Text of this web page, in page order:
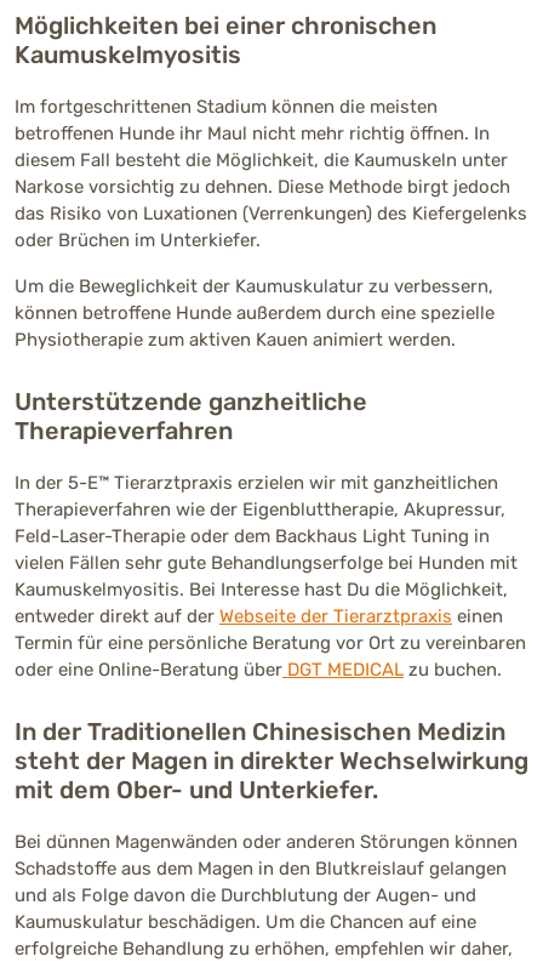
Möglichkeiten bei einer chronischen
Kaumuskelmyositis
Im fortgeschrittenen Stadium können die meisten
betroffenen Hunde ihr Maul nicht mehr richtig öffnen. In
diesem Fall besteht die Möglichkeit, die Kaumuskeln unter
Narkose vorsichtig zu dehnen. Diese Methode birgt jedoch
das Risiko von Luxationen (Verrenkungen) des Kiefergelenks
oder Brüchen im Unterkiefer.
Um die Beweglichkeit der Kaumuskulatur zu verbessern,
können betroffene Hunde außerdem durch eine spezielle
Physiotherapie zum aktiven Kauen animiert werden.
Unterstützende ganzheitliche
Therapieverfahren
In der 5-E™ Tierarztpraxis erzielen wir mit ganzheitlichen
Therapieverfahren wie der Eigenbluttherapie, Akupressur,
Feld-Laser-Therapie oder dem Backhaus Light Tuning in
vielen Fällen sehr gute Behandlungserfolge bei Hunden mit
Kaumuskelmyositis. Bei Interesse hast Du die Möglichkeit,
entweder direkt auf der Webseite der Tierarztpraxis einen
Termin für eine persönliche Beratung vor Ort zu vereinbaren
oder eine Online-Beratung über DGT MEDICAL zu buchen.
In der Traditionellen Chinesischen Medizin
steht der Magen in direkter Wechselwirkung
mit dem Ober- und Unterkiefer.
Bei dünnen Magenwänden oder anderen Störungen können
Schadstoffe aus dem Magen in den Blutkreislauf gelangen
und als Folge davon die Durchblutung der Augen- und
Kaumuskulatur beschädigen. Um die Chancen auf eine
erfolgreiche Behandlung zu erhöhen, empfehlen wir daher,